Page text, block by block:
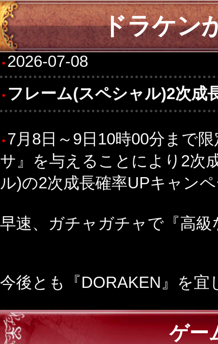
ドラケン
2026-07-08
フレーム(スペシャル)2次成
7月8日～9日10時00分まで
サ』を与えることにより2次
ル)の2次成長確率UPキャン
早速、ガチャガチャで『高
今後とも『DORAKEN』を
ゲー